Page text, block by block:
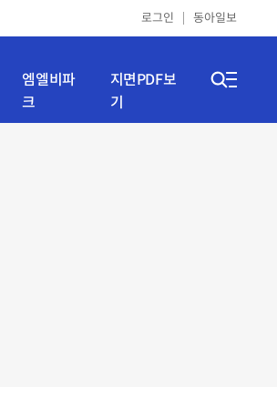
로그인 동아일보
엠엘비파
크
지면PDF보
기